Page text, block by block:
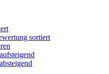
sortiert